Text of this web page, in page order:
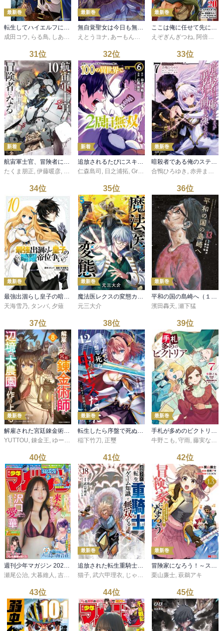
最新巻
転生してハイエルフになりましたが、スローライフは１２０年で飽きました -Highelf with a long life-１０
成田コウ, らる鳥, しあびす
最新巻
無自覚聖女は今日も無意識に力を垂れ流す ～公爵家の落ちこぼれ令嬢、嫁ぎ先で幸せを掴み取る～８【電子書店共通特典イラスト付】
えとうヨナ, あーもんど あんべよしろう
最新巻
ここは俺に任せて先に行けと言ってから10年がたったら伝説になっていた。 20巻【デジタル版カバー】
えぞぎんぎつね, 阿倍野ちゃこ
31位
新着
航宙軍士官、冒険者になる10
たくま朋正, 伊藤暖彦, ｈｉｍｅｓｕｚ
32位
新着
追放されるたびにスキルを手に入れた俺が、100の異世界で2周目無双【電子単行本】 6
仁森島司 , 日之浦拓, GreeN
33位
最新巻
暗殺者である俺のステータスが勇者よりも明らかに強いのだが 7
合鴨ひろゆき , 赤井まつり
34位
最新巻
天海雪乃
タンバ 夕薙
35位
最新巻
元三大介
36位
最新巻
濱田轟天 瀬下猛
37位
最新巻
解雇された宮廷錬金術師は辺境で大農園を作り上げる～祖国を追い出されたけど、最強領地でスローライフを謳歌する〜8巻
YUTTOU, 錬金王, ゆーにっと
38位
最新巻
転生したら序盤で死ぬ中ボスだった－ヒロイン眷属化で生き残る－ 12巻
稲下竹刀 , 正璽
39位
最新巻
手札が多めのビクトリア 7
牛野こも , 守雨, 藤実なんな
40位
瀬尾公治 大暮維人 吉河美希 ,安田剛士,新川直司, 柏木香乃,金城宗幸,ノ村優介
41位
最新巻
猫子 武六甲理衣 じゃいあん
42位
最新巻
栗山廉士 萩鵜アキ
43位 44位 45位